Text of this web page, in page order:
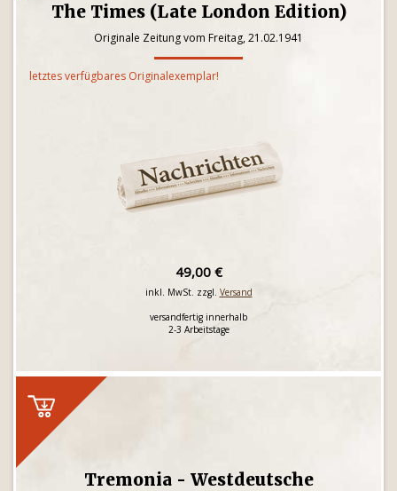
The Times (Late London Edition)
Originale Zeitung vom Freitag, 21.02.1941
letztes verfügbares Originalexemplar!
49,00 €
inkl. MwSt. zzgl. Versand
versandfertig innerhalb
2-3 Arbeitstage
Tremonia - Westdeutsche